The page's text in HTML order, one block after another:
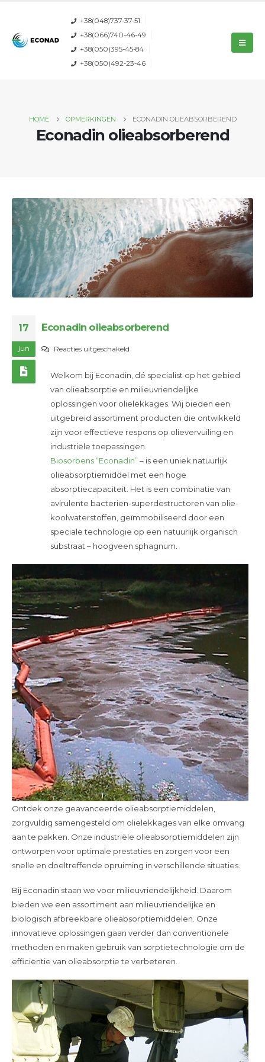
+38(048)737-37-51
+38(066)740-46-49
+38(050)395-45-84
+38(050)492-23-46
HOME OPMERKINGEN ECONADIN OLIEABSORBEREND
Econadin olieabsorberend
17
jun
Econadin olieabsorberend
Reacties uitgeschakeldvoor
olieabsorberend
Welkom bij Econadin, dé specialist op het gebied
van olieabsorptie en milieuvriendelijke
oplossingen voor olielekkages. Wij bieden een
uitgebreid assortiment producten die ontwikkeld
zijn voor effectieve respons op olievervuiling en
industriële toepassingen.
Biosorbens “Econadin”– is een uniek natuurlijk
olieabsorptiemiddel met een hoge
absorptiecapaciteit. Het is een combinatie van
avirulente bacteriën-superdestructoren van olie-
koolwaterstoffen, geïmmobiliseerd door een
speciale technologie op een natuurlijk organisch
substraat – hoogveen sphagnum.
Ontdek onze geavanceerde olieabsorptiemiddelen,
zorgvuldig samengesteld om olielekkages van elke omvang
aan te pakken. Onze industriële olieabsorptiemiddelen zijn
ontworpen voor optimale prestaties en zorgen voor een
snelle en doeltreffende opruiming in verschillende situaties.
Bij Econadin staan we voor milieuvriendelijkheid. Daarom
bieden we een assortiment aan milieuvriendelijke en
biologisch afbreekbare olieabsorptiemiddelen. Onze
innovatieve oplossingen gaan verder dan conventionele
methoden en maken gebruik van sorptietechnologie om de
efficiëntie van olieabsorptie te verbeteren.